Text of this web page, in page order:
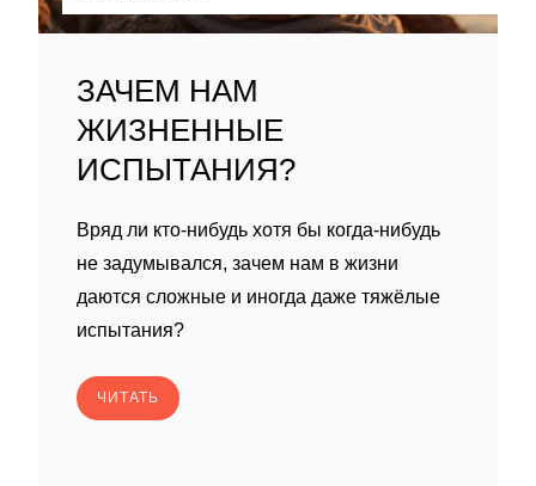
ЗАЧЕМ НАМ
ЖИЗНЕННЫЕ
ИСПЫТАНИЯ?
Вряд ли кто-нибудь хотя бы когда-нибудь
не задумывался, зачем нам в жизни
даются сложные и иногда даже тяжёлые
испытания?
ЧИТАТЬ